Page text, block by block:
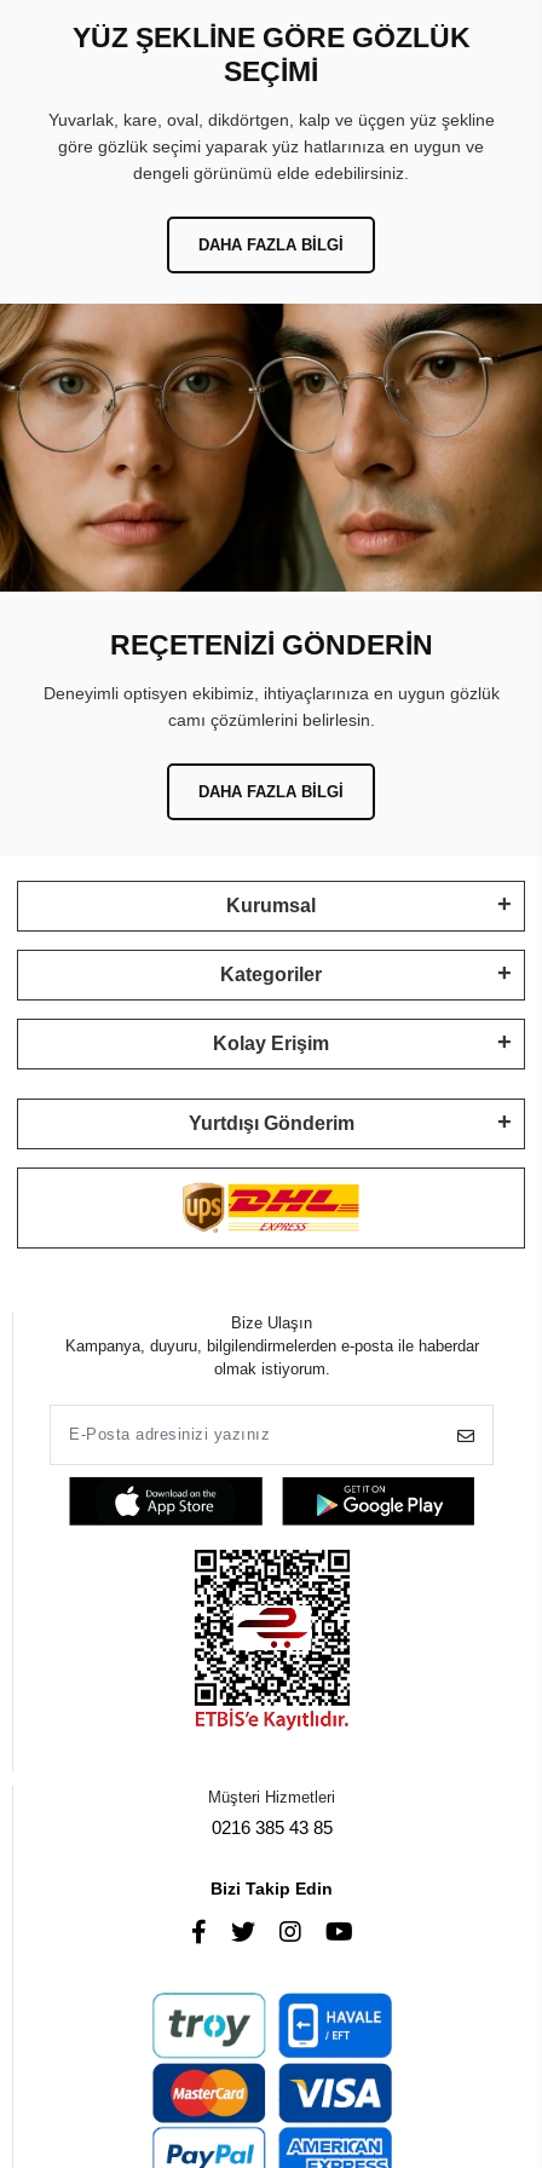
YÜZ ŞEKLİNE GÖRE GÖZLÜK
SEÇİMİ
Yuvarlak, kare, oval, dikdörtgen, kalp ve üçgen yüz şekline
göre gözlük seçimi yaparak yüz hatlarınıza en uygun ve
dengeli görünümü elde edebilirsiniz.
DAHA FAZLA BILGI
REÇETENİZİ GÖNDERİN
Deneyimli optisyen ekibimiz, ihtiyaçlarınıza en uygun gözlük
camı çözümlerini belirlesin.
DAHA FAZLA BILGI
Kurumsal
Kategoriler
Kolay Erişim
Yurtdışı Gönderim
Bize Ulaşın
Kampanya, duyuru, bilgilendirmelerden e-posta ile haberdar
olmak istiyorum.
Müşteri Hizmetleri
0216 385 43 85
Bizi Takip Edin